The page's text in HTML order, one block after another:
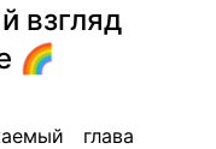
взгляд
🌈
глава